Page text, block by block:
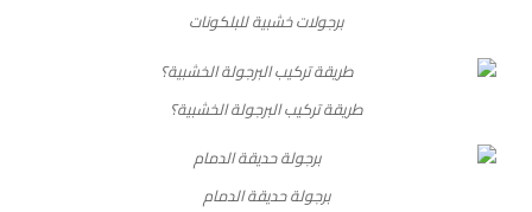
برجولات خشبية للبلكونات
طريقة تركيب البرجولة الخشبية؟
برجولة حديقة الدمام